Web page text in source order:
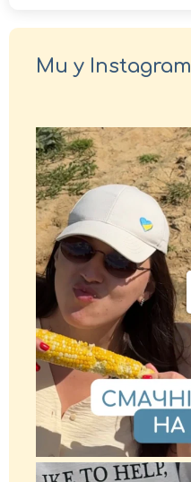
Ми у Instagram